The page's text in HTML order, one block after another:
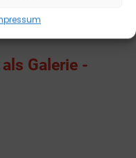
Galerie -